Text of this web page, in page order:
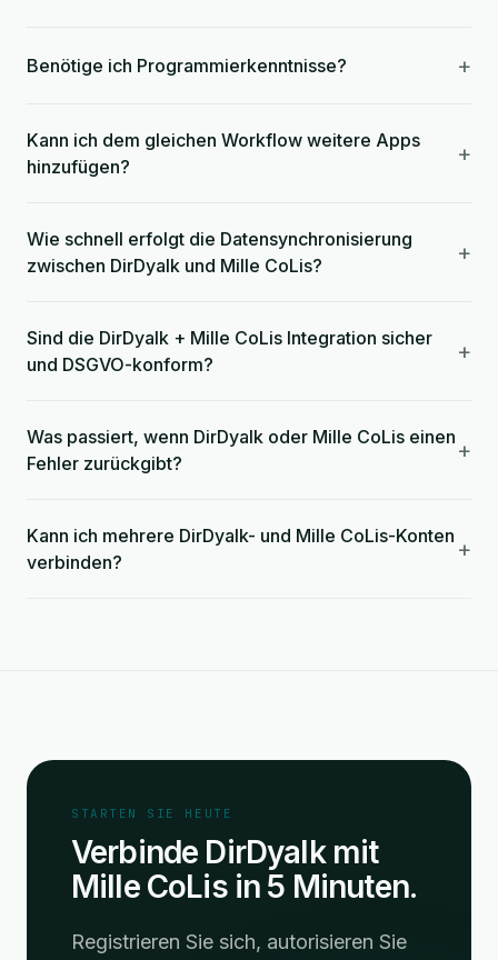
Benötige ich Programmierkenntnisse? +
Kann ich dem gleichen Workflow weitere Apps
hinzufügen?
+
Wie schnell erfolgt die Datensynchronisierung
zwischen DirDyalk und Mille CoLis?
+
Sind die DirDyalk + Mille CoLis Integration sicher
und DSGVO-konform?
+
Was passiert, wenn DirDyalk oder Mille CoLis einen
Fehler zurückgibt?
+
Kann ich mehrere DirDyalk- und Mille CoLis-Konten
verbinden?
+
STARTEN SIE HEUTE
Verbinde DirDyalk mit
Mille CoLis in 5 Minuten.
Registrieren Sie sich, autorisieren Sie